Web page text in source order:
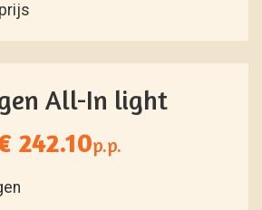
All-In light
242.10p.p.